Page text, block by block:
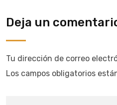
Deja un
Tu dirección de correo
Los campos obligatorios